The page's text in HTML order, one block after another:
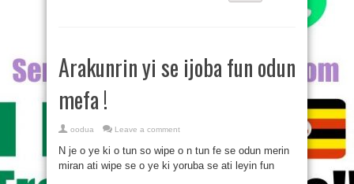
Arakunrin yi se ijoba fun odun
mefa !
oodua Leave a comment
N je o ye ki o tun so wipe o n tun fe se odun merin
miran ati wipe se o ye ki yoruba se ati leyin fun